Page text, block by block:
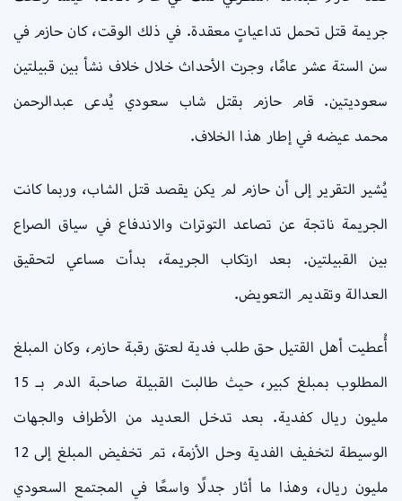
جريمة قتل تحمل تداعياتٍ معقدة. في ذلك الوقت، كان حازم في
سن الستة عشر عامًا، وجرت الأحداث خلال خلاف نشأ بين قبيلتين
سعوديتين. قام حازم بقتل شاب سعودي يُدعى عبدالرحمن
محمد عيضه في إطار هذا الخلاف.
يُشير التقرير إلى أن حازم لم يكن يقصد قتل الشاب، وربما كانت
الجريمة ناتجة عن تصاعد التوترات والاندفاع في سياق الصراع
بين القبيلتين. بعد ارتكاب الجريمة، بدأت مساعي لتحقيق
العدالة وتقديم التعويض.
أُعطيت أهل القتيل حق طلب فدية لعتق رقبة حازم، وكان المبلغ
المطلوب بمبلغ كبير، حيث طالبت القبيلة صاحبة الدم بـ 15
مليون ريال كفدية. بعد تدخل العديد من الأطراف والجهات
الوسيطة لتخفيف الفدية وحل الأزمة، تم تخفيض المبلغ إلى 12
مليون ريال، وهذا ما أثار جدلًا واسعًا في المجتمع السعودي